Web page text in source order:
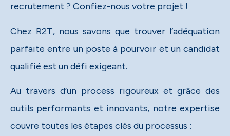
recrutement ? Confiez-nous votre projet !​
Chez R2T, nous savons que trouver l’adéquation
parfaite entre un poste à pourvoir et un candidat
qualifié est un défi exigeant.​
Au travers d’un process rigoureux et grâce des
outils performants et innovants, notre expertise
couvre toutes les étapes clés du processus :​